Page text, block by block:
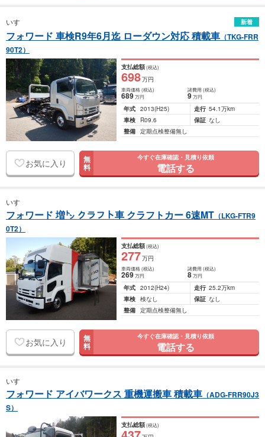
いすゞ 新着
フォワード 車検R9年6月迄 ローダウン対応 積載車 （TKG-FRR
90T2）
支払総額(税込)
698万円
車両価格(税込)
689万円
諸費用 (税込)
9 万円
年式 2013(H25) 走行 54.1万km
車検
R09.6 保証 なし
整備 定期点検整備無し
お気に入り 無
料
今すぐ在庫確認・見積り依頼
電話する
いすゞ
フォワード 増㌧ クラフト車 クラフトカー 6速MT （LKG-FTR9
0T2）
支払総額(税込)
277万円
車両価格(税込)
269万円
諸費用 (税込)
8 万円
年式 2012(H24) 走行 25.2万km
車検 検なし 保証 なし
整備 定期点検整備無し
お気に入り 無
料
今すぐ在庫確認・見積り依頼
電話する
いすゞ
フォワード アイバワークス 重機運搬車 積載車 （ADG-FRR90J3
S）
支払総額(税込)